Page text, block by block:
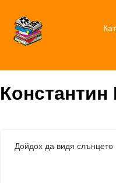
Дойдох да видя слънцето